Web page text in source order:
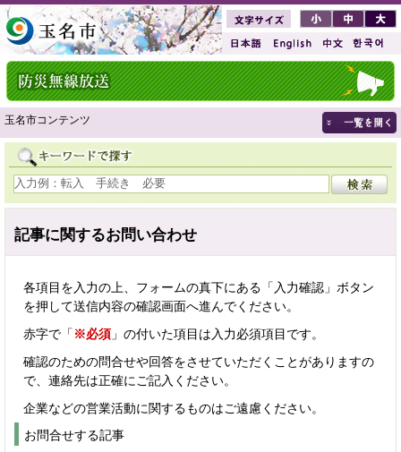
玉名市コンテンツ
記事に関するお問い合わせ
各項目を入力の上、フォームの真下にある「入力確認」ボタン
を押して送信内容の確認画面へ進んでください。
赤字で「 ※必須 」の付いた項目は入力必須項目です。
確認のための問合せや回答をさせていただくことがありますの
で、連絡先は正確にご記入ください。
企業などの営業活動に関するものはご遠慮ください。
お問合せする記事